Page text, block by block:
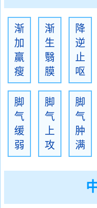
渐
加
羸
瘦
渐
生
翳
膜
降
逆
止
呕
脚
气
缓
弱
脚
气
上
攻
脚
气
肿
满